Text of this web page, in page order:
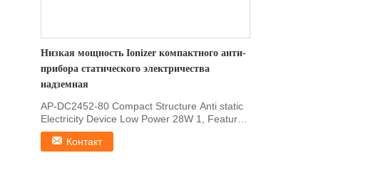
Низкая мощность Ionizer компактного анти-
прибора статического электричества
надземная
AP-DC2452-80 Compact Structure Anti static
Electricity Device Low Power 28W 1, Features
Fit for ...
Контакт